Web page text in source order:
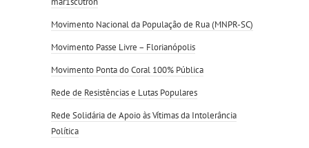
Movimento Nacional da População de Rua (MNPR-SC)
Movimento Passe Livre – Florianópolis
Movimento Ponta do Coral 100% Pública
Rede de Resistências e Lutas Populares
Rede Solidária de Apoio às Vítimas da Intolerância
Política